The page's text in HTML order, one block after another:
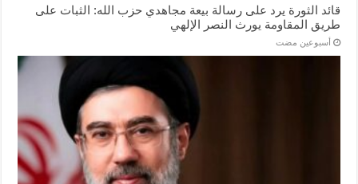
قائد الثورة يرد على رسالة بيعة مجاهدي حزب الله: الثبات على
طريق المقاومة يورث النصر الإلهي
‏أسبوعين مضت